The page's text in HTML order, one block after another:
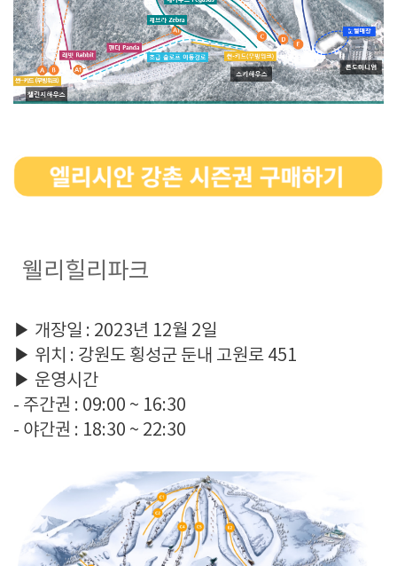
웰리힐리파크
▶ 개장일 : 2023년 12월 2일
▶ 위치 : 강원도 횡성군 둔내 고원로 451
▶ 운영시간
- 주간권 : 09:00 ~ 16:30
- 야간권 : 18:30 ~ 22:30